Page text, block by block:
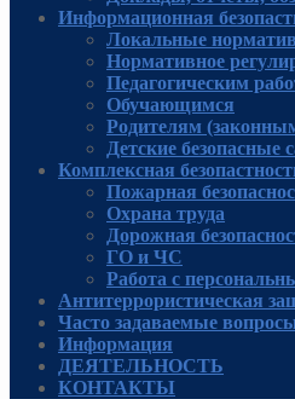
Информационная
Локальные
Нормативное
Педагогическим
Обучающимся
Родителям
Детские безопасные
Комплексная
Пожарная
Охрана труда
Дорожная
ГО и ЧС
Работа с
Антитеррористическая
Часто задаваемые
Информация
ДЕЯТЕЛЬНОСТЬ
КОНТАКТЫ